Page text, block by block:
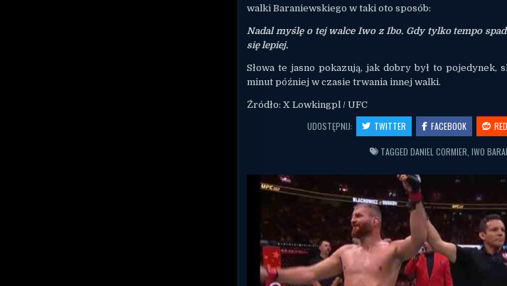
walki Baraniewskiego w taki oto sposób:
Nadal myślę o tej walce Iwo z Ibo. Gdy tylko tempo
się lepiej.
Słowa te jasno pokazują, jak dobry był to
minut później w czasie trwania innej walki.
Źródło: X Lowkingpl / UFC
UDOSTĘPNIJ: TWITTER FACEBOOK
TAGGEDDANIEL CORMIER ,IWO